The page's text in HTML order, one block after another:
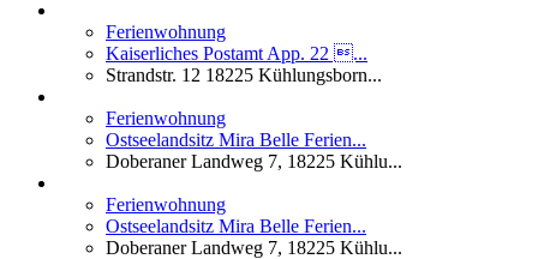
Ferienwohnung
Kaiserliches Postamt App. 22 ...
Strandstr. 12 18225 Kühlungsborn...
Ferienwohnung
Ostseelandsitz Mira Belle Ferien...
Doberaner Landweg 7, 18225 Kühlu...
Ferienwohnung
Ostseelandsitz Mira Belle Ferien...
Doberaner Landweg 7, 18225 Kühlu...